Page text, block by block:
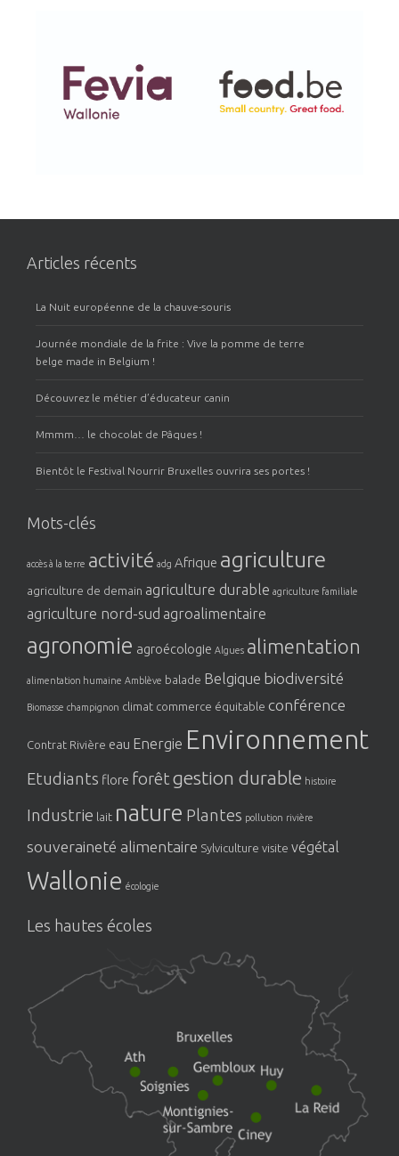
Articles récents
La Nuit européenne de la chauve-souris
Journée mondiale de la frite : Vive la pomme de terre
belge made in Belgium !
Découvrez le métier d’éducateur canin
Mmmm… le chocolat de Pâques !
Bientôt le Festival Nourrir Bruxelles ouvrira ses portes !
Mots-clés
accès à la terre activité adg Afrique agriculture
agriculture de demain agriculture durable agriculture familiale
agriculture nord-sud agroalimentaire
agronomie agroécologie Algues alimentation
alimentation humaine Amblève balade Belgique biodiversité
Biomasse champignon climat commerce équitable conférence
Contrat Rivière eau Energie Environnement
Etudiants flore forêtgestion durable histoire
Industrie lait nature Plantes pollution rivière
souveraineté alimentaire Sylviculture visite végétal
Wallonie écologie
Les hautes écoles